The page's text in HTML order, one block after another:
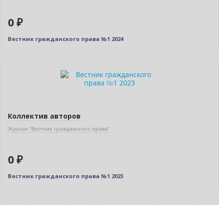
0 ₽
Вестник гражданского права №1 2024
Коллектив авторов
Журнал "Вестник гражданского права"
0 ₽
Вестник гражданского права №1 2023